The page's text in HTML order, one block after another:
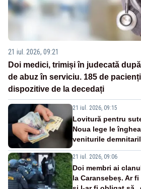
21 iul. 2026, 09:21
Doi medici, trimiși în judecată
de abuz în serviciu. 185 de
dispozitive de la decedați
21 iul. 2026, 09:15
Lovitură pentru
Noua lege le
veniturile
21 iul. 2026, 09:06
Doi membri ai
la Caransebeș. Ar